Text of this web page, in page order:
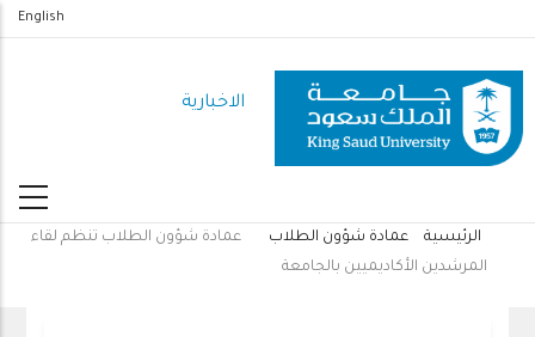
المحتوى
الرئيسي
English
الاخبارية
مسار
الرئيسية عمادة شؤون الطلاب
عمادة شؤون الطلاب تنظم لقاء
المرشدين الأكاديميين بالجامعة